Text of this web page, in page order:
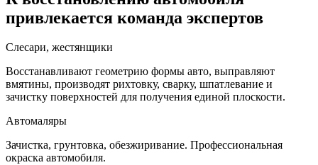
привлекается команда экспертов
Слесари, жестянщики
Восстанавливают геометрию формы авто, выправляют
вмятины, производят рихтовку, сварку, шпатлевание и
зачистку поверхностей для получения единой плоскости.
Автомаляры
Зачистка, грунтовка, обезжиривание. Профессиональная
окраска автомобиля.